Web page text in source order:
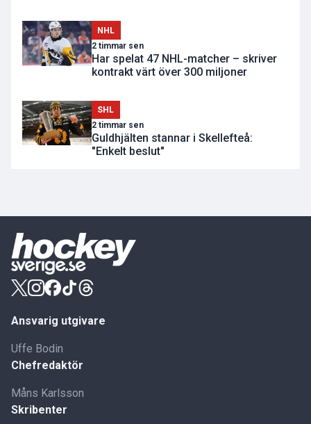
NHL
2 timmar sen
Har spelat 47 NHL-matcher – skriver
kontrakt värt över 300 miljoner
SHL
2 timmar sen
Guldhjälten stannar i Skellefteå:
"Enkelt beslut"
Ansvarig utgivare
Uffe Bodin
Chefredaktör
Måns Karlsson
Skribenter